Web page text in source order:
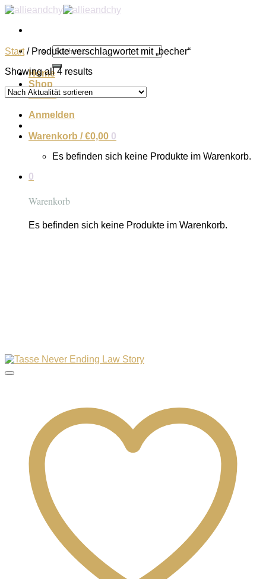
Zum
springen
Suchen
nach:
Home
Shop
About
Anmelden
Warenkorb /€0,00 0
Es befinden sich keine Produkte im Warenkorb.
0
Warenkorb
Es befinden sich keine Produkte im Warenkorb.
Start /Produkte verschlagwortet mit „becher“
Showing all 4 results